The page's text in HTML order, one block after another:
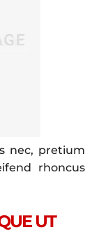
nec, pretium
rhoncus
UT